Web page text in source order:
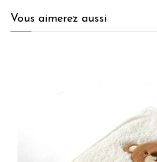
Vous aimerez aussi